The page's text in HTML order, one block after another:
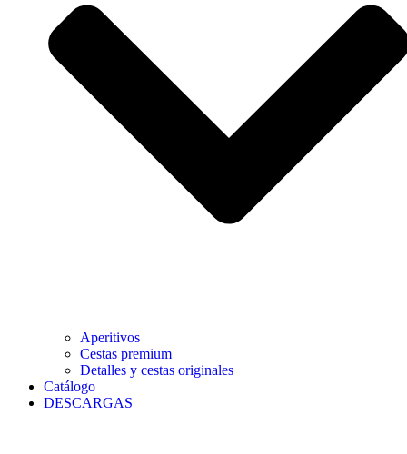
Aperitivos
Cestas premium
Detalles y cestas originales
Catálogo
DESCARGAS